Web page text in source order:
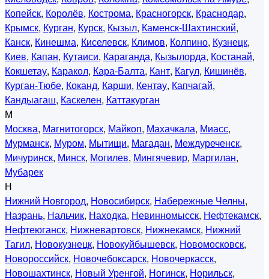
Копейск, Королёв, Кострома, Красногорск, Краснодар,
Крымск, Курган, Курск, Кызыл, Каменск-Шахтинский,
Канск, Кинешма, Киселевск, Климов, Колпино, Кузнецк,
Киев, Капан, Кутаиси, Караганда, Кызылорда, Костанай,
Кокшетау, Каракол, Кара-Балта, Кант, Кагул, Кишинёв,
Курган-Тюбе, Коканд, Карши, Кентау, Капчагай,
Кандыагаш, Каскелен, Каттакурган
М
Москва, Магнитогорск, Майкоп, Махачкала, Миасс,
Мурманск, Муром, Мытищи, Магадан, Междуреченск,
Мичуринск, Минск, Могилев, Мингячевир, Маргилан,
Мубарек
Н
Нижний Новгород, Новосибирск, Набережные Челны,
Назрань, Нальчик, Находка, Невинномысск, Нефтекамск,
Нефтеюганск, Нижневартовск, Нижнекамск, Нижний
Тагил, Новокузнецк, Новокуйбышевск, Новомосковск,
Новороссийск, Новочебоксарск, Новочеркасск,
Новошахтинск, Новый Уренгой, Ногинск, Норильск,